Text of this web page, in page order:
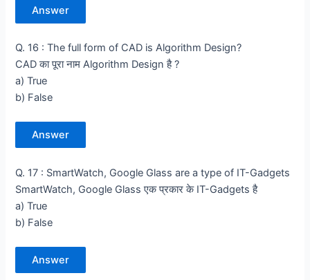
Answer
Q. 16 : The full form of CAD is Algorithm Design?
CAD का पूरा नाम Algorithm Design है ?
a) True
b) False
Answer
Q. 17 : SmartWatch, Google Glass are a type of IT-Gadgets
SmartWatch, Google Glass एक प्रकार के IT-Gadgets है
a) True
b) False
Answer